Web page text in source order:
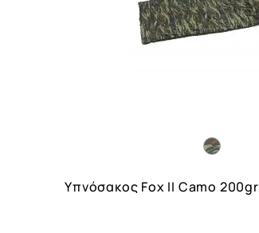
Υπνόσακος Fox ΙΙ Camo 200gr